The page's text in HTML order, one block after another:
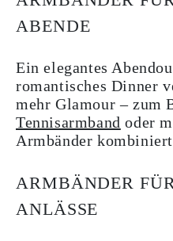
ABENDE
Ein elegantes
romantisches Dinner
mehr Glamour – zum
Tennisarmband oder
Armbänder
ARMBÄNDER
ANLÄSSE